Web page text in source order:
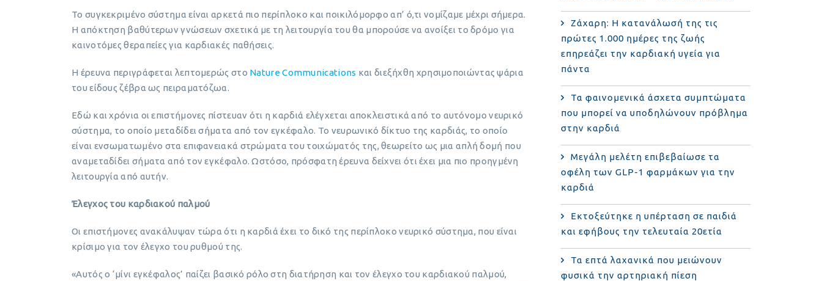
Το συγκεκριμένο σύστημα είναι αρκετά πιο περίπλοκο και ποικιλόμορφο απ’ ό,τι νομίζαμε μέχρι σήμερα.
Η απόκτηση βαθύτερων γνώσεων σχετικά με τη λειτουργία του θα μπορούσε να ανοίξει το δρόμο για
καινοτόμες θεραπείες για καρδιακές παθήσεις.
Η έρευνα περιγράφεται λεπτομερώς στο Nature Communications και διεξήχθη χρησιμοποιώντας ψάρια
του είδους ζέβρα ως πειραματόζωα.
Εδώ και χρόνια οι επιστήμονες πίστευαν ότι η καρδιά ελέγχεται αποκλειστικά από το αυτόνομο νευρικό
σύστημα, το οποίο μεταδίδει σήματα από τον εγκέφαλο. Το νευρωνικό δίκτυο της καρδιάς, το οποίο
είναι ενσωματωμένο στα επιφανειακά στρώματα του τοιχώματός της, θεωρείτο ως μια απλή δομή που
αναμεταδίδει σήματα από τον εγκέφαλο. Ωστόσο, πρόσφατη έρευνα δείχνει ότι έχει μια πιο προηγμένη
λειτουργία από αυτήν.
Έλεγχος του καρδιακού παλμού
Οι επιστήμονες ανακάλυψαν τώρα ότι η καρδιά έχει το δικό της περίπλοκο νευρικό σύστημα, που είναι
κρίσιμο για τον έλεγχο του ρυθμού της.
«Αυτός ο ‘μίνι εγκέφαλος’ παίζει βασικό ρόλο στη διατήρηση και τον έλεγχο του καρδιακού παλμού,
Ζάχαρη: Η κατανάλωσή της τις
πρώτες 1.000 ημέρες της ζωής
επηρεάζει την καρδιακή υγεία για
πάντα
Τα φαινομενικά άσχετα συμπτώματα
που μπορεί να υποδηλώνουν πρόβλημα
στην καρδιά
Μεγάλη μελέτη επιβεβαίωσε τα
οφέλη των GLP-1 φαρμάκων για την
καρδιά
Εκτοξεύτηκε η υπέρταση σε παιδιά
και εφήβους την τελευταία 20ετία
Τα επτά λαχανικά που μειώνουν
φυσικά την αρτηριακή πίεση